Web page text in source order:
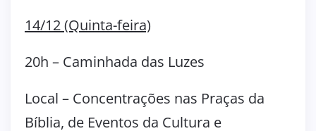
14/12 (Quinta-feira)
20h – Caminhada das Luzes
Local – Concentrações nas Praças da
Bíblia, de Eventos da Cultura e